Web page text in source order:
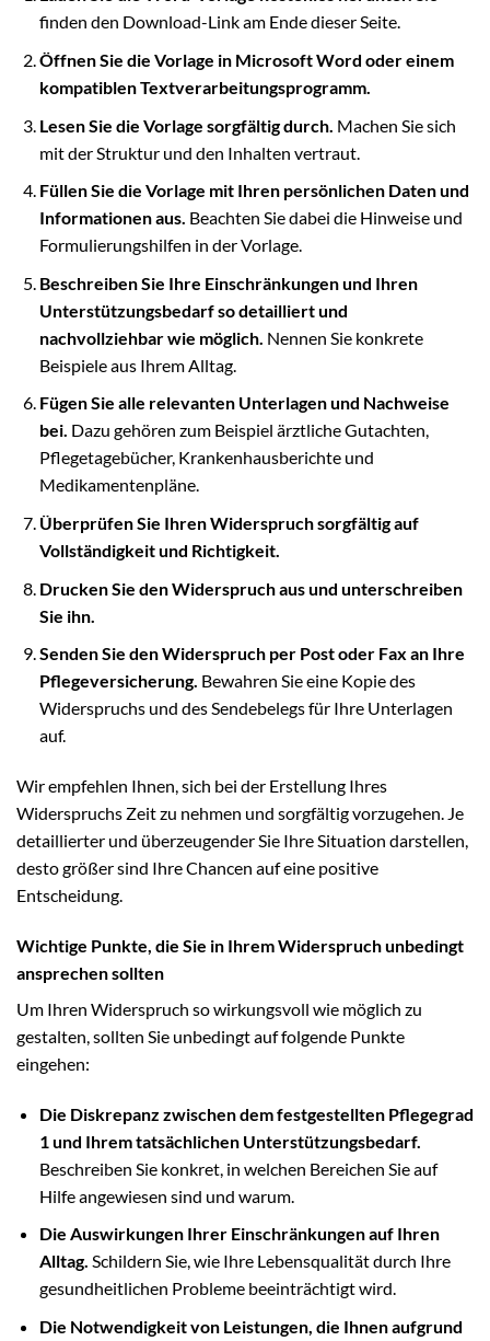
finden den Download-Link am Ende dieser Seite.
Öffnen Sie die Vorlage in Microsoft Word oder einem
kompatiblen Textverarbeitungsprogramm.
Lesen Sie die Vorlage sorgfältig durch. Machen Sie sich
mit der Struktur und den Inhalten vertraut.
Füllen Sie die Vorlage mit Ihren persönlichen Daten und
Informationen aus. Beachten Sie dabei die Hinweise und
Formulierungshilfen in der Vorlage.
Beschreiben Sie Ihre Einschränkungen und Ihren
Unterstützungsbedarf so detailliert und
nachvollziehbar wie möglich. Nennen Sie konkrete
Beispiele aus Ihrem Alltag.
Fügen Sie alle relevanten Unterlagen und Nachweise
bei. Dazu gehören zum Beispiel ärztliche Gutachten,
Pflegetagebücher, Krankenhausberichte und
Medikamentenpläne.
Überprüfen Sie Ihren Widerspruch sorgfältig auf
Vollständigkeit und Richtigkeit.
Drucken Sie den Widerspruch aus und unterschreiben
Sie ihn.
Senden Sie den Widerspruch per Post oder Fax an Ihre
Pflegeversicherung. Bewahren Sie eine Kopie des
Widerspruchs und des Sendebelegs für Ihre Unterlagen
auf.
Wir empfehlen Ihnen, sich bei der Erstellung Ihres
Widerspruchs Zeit zu nehmen und sorgfältig vorzugehen. Je
detaillierter und überzeugender Sie Ihre Situation darstellen,
desto größer sind Ihre Chancen auf eine positive
Entscheidung.
Wichtige Punkte, die Sie in Ihrem Widerspruch unbedingt
ansprechen sollten
Um Ihren Widerspruch so wirkungsvoll wie möglich zu
gestalten, sollten Sie unbedingt auf folgende Punkte
eingehen:
Die Diskrepanz zwischen dem festgestellten Pflegegrad
1 und Ihrem tatsächlichen Unterstützungsbedarf.
Beschreiben Sie konkret, in welchen Bereichen Sie auf
Hilfe angewiesen sind und warum.
Die Auswirkungen Ihrer Einschränkungen auf Ihren
Alltag. Schildern Sie, wie Ihre Lebensqualität durch Ihre
gesundheitlichen Probleme beeinträchtigt wird.
Die Notwendigkeit von Leistungen, die Ihnen aufgrund